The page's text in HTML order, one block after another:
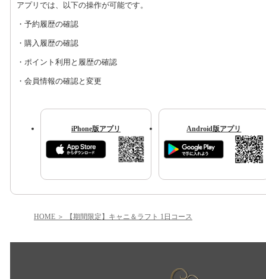
アプリでは、以下の操作が可能です。
・予約履歴の確認
・購入履歴の確認
・ポイント利用と履歴の確認
・会員情報の確認と変更
iPhone版アプリ Android版アプリ
HOME 【期間限定】キャニ＆ラフト 1日コース